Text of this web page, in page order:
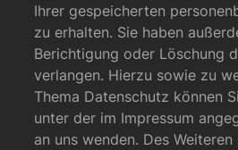
Ihrer gespeicherten
zu erhalten. Sie haben
Berichtigung oder Löschung
verlangen. Hierzu sowie zu
Thema Datenschutz können
unter der im Impressum
an uns wenden. Des